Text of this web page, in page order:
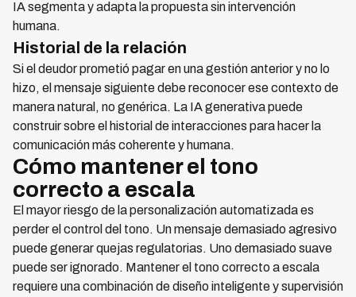
IA segmenta y adapta la propuesta sin intervención
humana.
Historial de la relación
Si el deudor prometió pagar en una gestión anterior y no lo
hizo, el mensaje siguiente debe reconocer ese contexto de
manera natural, no genérica. La IA generativa puede
construir sobre el historial de interacciones para hacer la
comunicación más coherente y humana.
Cómo mantener el tono
correcto a escala
El mayor riesgo de la personalización automatizada es
perder el control del tono. Un mensaje demasiado agresivo
puede generar quejas regulatorias. Uno demasiado suave
puede ser ignorado. Mantener el tono correcto a escala
requiere una combinación de diseño inteligente y supervisión